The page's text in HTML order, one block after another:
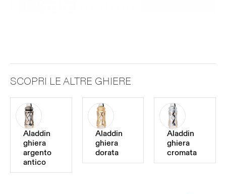
SCOPRI LE ALTRE GHIERE
Aladdin
ghiera
argento
antico
Aladdin
ghiera
dorata
Aladdin
ghiera
cromata